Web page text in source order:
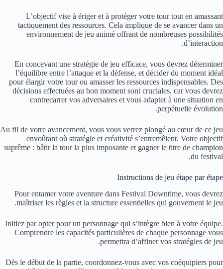
L’objectif vise à ériger et à protéger votre tour tout en amassant
tactiquement des ressources. Cela implique de se avancer dans un
environnement de jeu animé offrant de nombreuses possibilités
d’interaction.
En concevant une stratégie de jeu efficace, vous devrez déterminer
l’équilibre entre l’attaque et la défense, et décider du moment idéal
pour élargir votre tour ou amasser les ressources indispensables. Des
décisions effectuées au bon moment sont cruciales, car vous devrez
contrecarrer vos adversaires et vous adapter à une situation en
perpétuelle évolution.
Au fil de votre avancement, vous vous verrez plongé au cœur de ce jeu
envoûtant où stratégie et créativité s’entremêlent. Votre objectif
suprême : bâtir la tour la plus imposante et gagner le titre de champion
du festival.
Instructions de jeu étape par étape
Pour entamer votre aventure dans Festival Downtime, vous devrez
maîtriser les règles et la structure essentielles qui gouvernent le jeu.
Initiez par opter pour un personnage qui s’intègre bien à votre équipe.
Comprendre les capacités particulières de chaque personnage vous
permettra d’affiner vos stratégies de jeu.
Dès le début de la partie, coordonnez-vous avec vos coéquipiers pour